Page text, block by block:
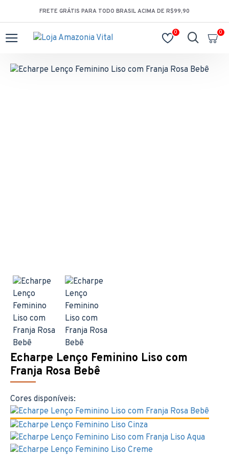
FRETE GRÁTIS PARA TODO BRASIL ACIMA DE R$99,90
0 0
Echarpe Lenço Feminino Liso com
Franja Rosa Bebê
Cores disponíveis: